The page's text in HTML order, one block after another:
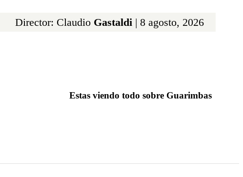
Director: Claudio Gastaldi | 8 agosto, 2026
Estas viendo todo sobre Guarimbas